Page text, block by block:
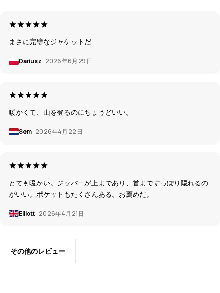
まさに完璧なジャケットだ
Dariusz 2026年6月29日
暖かくて、山を登るのにちょうどいい。
Sem 2026年4月22日
とても暖かい。ジッパーが上まであり、首まですっぽり隠れるの
がいい。ポケットもたくさんある。お薦めだ。
Elliott 2026年4月21日
その他のレビュー